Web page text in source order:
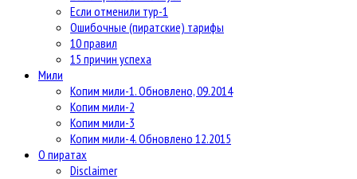
Если отменили тур-1
Ошибочные (пиратские) тарифы
10 правил
15 причин успеха
Мили
Копим мили-1. Обновлено, 09.2014
Копим мили-2
Копим мили-3
Копим мили-4. Обновлено 12.2015
О пиратах
Disclaimer